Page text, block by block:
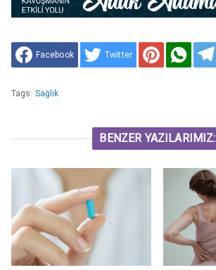
Facebook Twitter
Tags: Sağlık
BENZER YAZILARIMIZ: